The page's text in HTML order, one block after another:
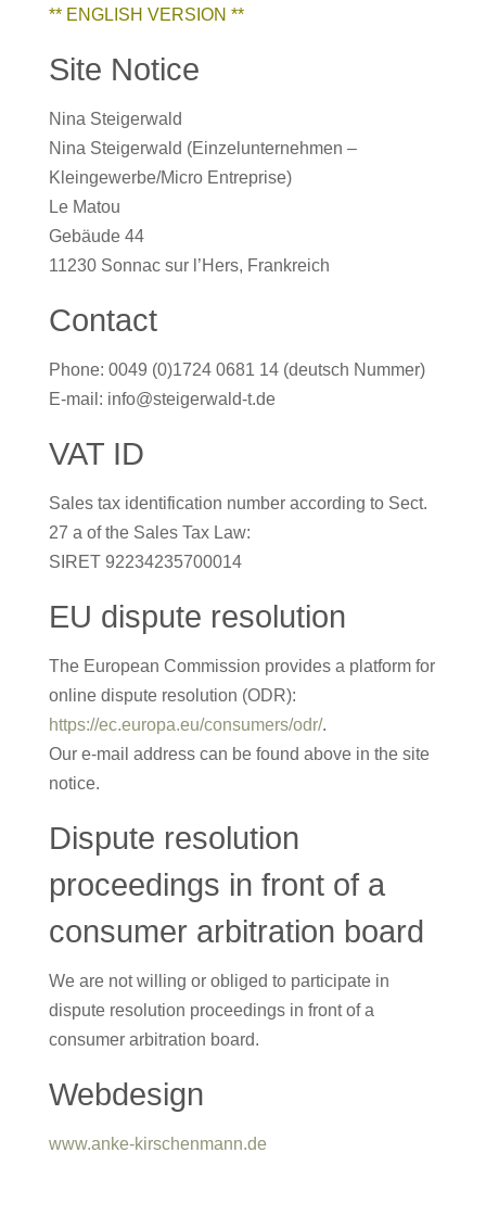
** ENGLISH VERSION **
Site Notice
Nina Steigerwald
Nina Steigerwald (Einzelunternehmen –
Kleingewerbe/Micro Entreprise)
Le Matou
Gebäude 44
11230 Sonnac sur l’Hers, Frankreich
Contact
Phone: 0049 (0)1724 0681 14 (deutsch Nummer)
E-mail: info@steigerwald-t.de
VAT ID
Sales tax identification number according to Sect.
27 a of the Sales Tax Law:
SIRET 92234235700014
EU dispute resolution
The European Commission provides a platform for
online dispute resolution (ODR):
https://ec.europa.eu/consumers/odr/.
Our e-mail address can be found above in the site
notice.
Dispute resolution
proceedings in front of a
consumer arbitration board
We are not willing or obliged to participate in
dispute resolution proceedings in front of a
consumer arbitration board.
Webdesign
www.anke-kirschenmann.de